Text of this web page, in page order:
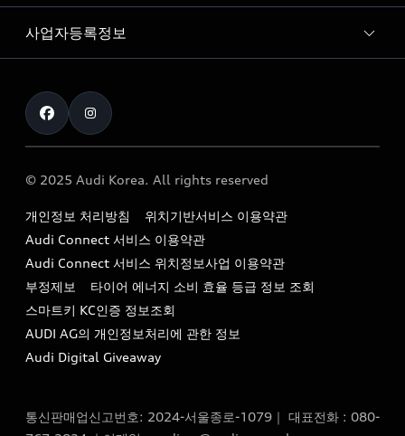
아우디 모델 비교하기
아우디 공식 인증 중고차
The new Audi A6 Taste Drive 이벤트
Audi Connect
myAudiworld
내비게이션 데이터 다운로드
아우디 영상 매뉴얼
서비스 센터
서비스 프로그램
아우디 e-tron 케어 프로그램
사설수리업체를 위한 권고사항
아우디 브랜드
Formula 1
Audi Story
아우디코리아 소식
아우디코리아 소개
아우디 스토리
아우디 브랜드 히스토리
quattro 시스템
사업자등록정보
통신판매업신고번호 : 2024-서울종로-1079
대표자명 : 틸 셰어
딩)
이메일 : audi_m@audi-ccc.co.kr
© 2025 Audi Korea. All rights reserved
개인정보 처리방침
위치기반서비스 이용약관
Audi Connect 서비스 이용약관
Audi Connect 서비스 위치정보사업 이용약관
부정제보
타이어 에너지 소비 효율 등급 정보 조회
스마트키 KC인증 정보조회
AUDI AG의 개인정보처리에 관한 정보
Audi Digital Giveaway
통신판매업신고번호: 2024-서울종로-1079｜ 대표전화 : 080-